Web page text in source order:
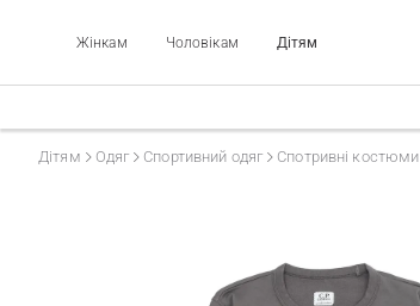
Жінкам Чоловікам Дітям
Дітям Одяг Спортивний одяг Спотривні костюми